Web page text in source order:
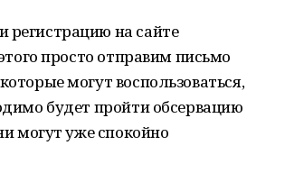
на сайте
просто отправим письмо
могут воспользоваться,
будет пройти обсервацию
могут уже спокойно